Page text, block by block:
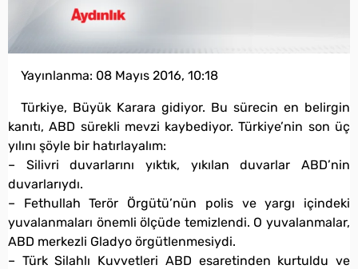
Yayınlanma: 08 Mayıs 2016, 10:18
Türkiye, Büyük Karara gidiyor. Bu sürecin en belirgin
kanıtı, ABD sürekli mevzi kaybediyor. Türkiye’nin son üç
yılını şöyle bir hatırlayalım:
– Silivri duvarlarını yıktık, yıkılan duvarlar ABD’nin
duvarlarıydı.
– Fethullah Terör Örgütü’nün polis ve yargı içindeki
yuvalanmaları önemli ölçüde temizlendi. O yuvalanmalar,
ABD merkezli Gladyo örgütlenmesiydi.
– Türk Silahlı Kuvvetleri ABD esaretinden kurtuldu ve